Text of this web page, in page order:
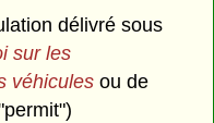
délivré sous
sur les
véhicules ou de